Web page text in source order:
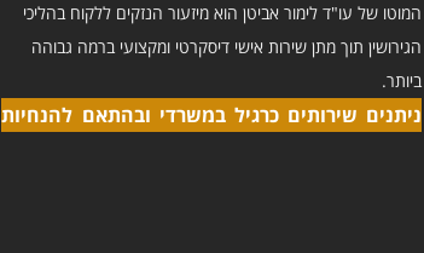
המוטו של עו"ד לימור אביטן הוא מיזעור הנזקים ללקוח בהליכי
הגירושין תוך מתן שירות אישי דיסקרטי ומקצועי ברמה גבוהה
ביותר.
ניתנים שירותים כרגיל במשרדי ובהתאם להנחיות